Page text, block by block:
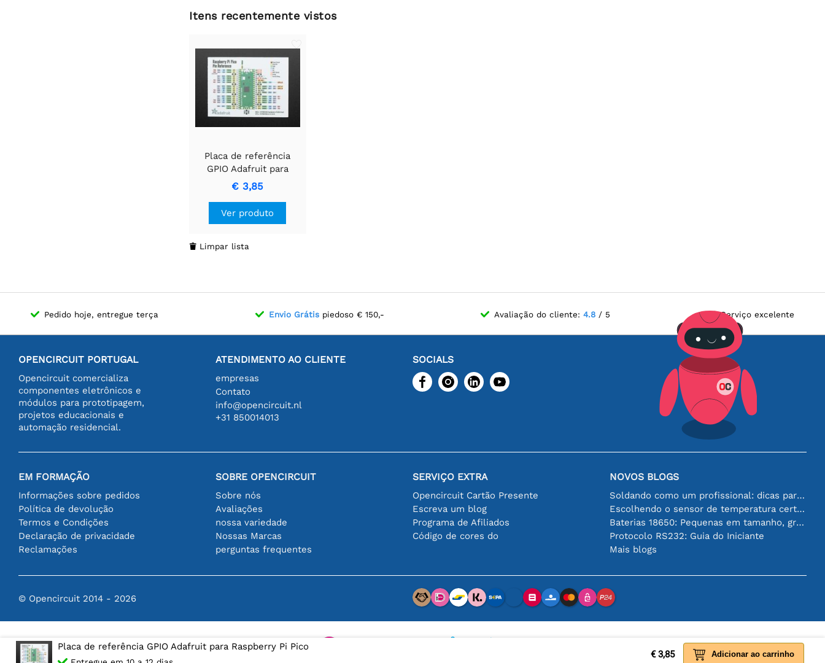
Placa de referência GPIO Adafruit para Raspberry Pi Pico
€ 3,85 Adicionar ao carrinho
Itens recentemente vistos
Placa de referência
GPIO Adafruit para
Raspberry Pi Pico
€ 3,85
Ver produto
 Limpar lista
Pedido hoje, entregue terça Envio Grátispiedoso € 150,- Avaliação do cliente:4.8 / 5 Serviço excelente
OPENCIRCUIT PORTUGAL
Opencircuit comercializa
componentes eletrônicos e
módulos para prototipagem,
projetos educacionais e
automação residencial.
ATENDIMENTO AO CLIENTE
empresas
Contato
info@opencircuit.nl
+31 850014013
SOCIALS
EM FORMAÇÃO
Informações sobre pedidos
Política de devolução
Termos e Condições
Declaração de privacidade
Reclamações
SOBRE OPENCIRCUIT
Sobre nós
Avaliações
nossa variedade
Nossas Marcas
perguntas frequentes
SERVIÇO EXTRA
Opencircuit Cartão Presente
Escreva um blog
Programa de Afiliados
Código de cores do
NOVOS BLOGS
Soldando como um profissional: dicas para conexões eletrônicas perfeitas
Escolhendo o sensor de temperatura certo [youtube]
Baterias 18650: Pequenas em tamanho, grandes em desempenho
Protocolo RS232: Guia do Iniciante
Mais blogs
© Opencircuit 2014 - 2026